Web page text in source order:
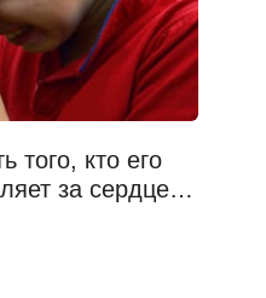
того, кто его
за сердце…